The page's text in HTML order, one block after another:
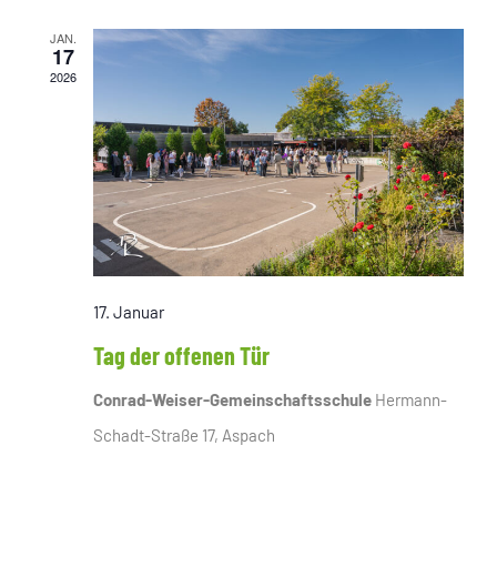
JAN.
17
2026
17. Januar
Tag der offenen Tür
Conrad-Weiser-Gemeinschaftsschule Hermann-
Schadt-Straße 17, Aspach